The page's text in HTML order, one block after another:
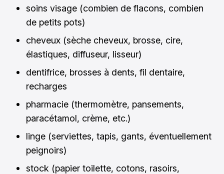
soins visage (combien de flacons, combien
de petits pots)
cheveux (sèche cheveux, brosse, cire,
élastiques, diffuseur, lisseur)
dentifrice, brosses à dents, fil dentaire,
recharges
pharmacie (thermomètre, pansements,
paracétamol, crème, etc.)
linge (serviettes, tapis, gants, éventuellement
peignoirs)
stock (papier toilette, cotons, rasoirs,